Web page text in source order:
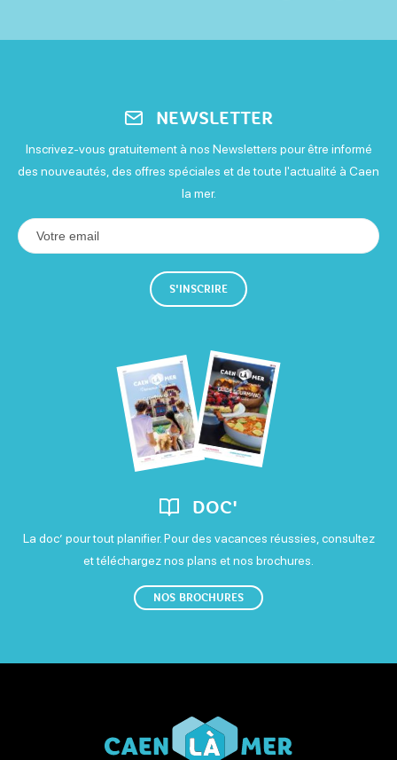
NEWSLETTER
Inscrivez-vous gratuitement à nos Newsletters pour être informé
des nouveautés, des offres spéciales et de toute l'actualité à Caen
la mer.
S'INSCRIRE
DOC'
La doc’ pour tout planifier. Pour des vacances réussies, consultez
et téléchargez nos plans et nos brochures.
NOS BROCHURES